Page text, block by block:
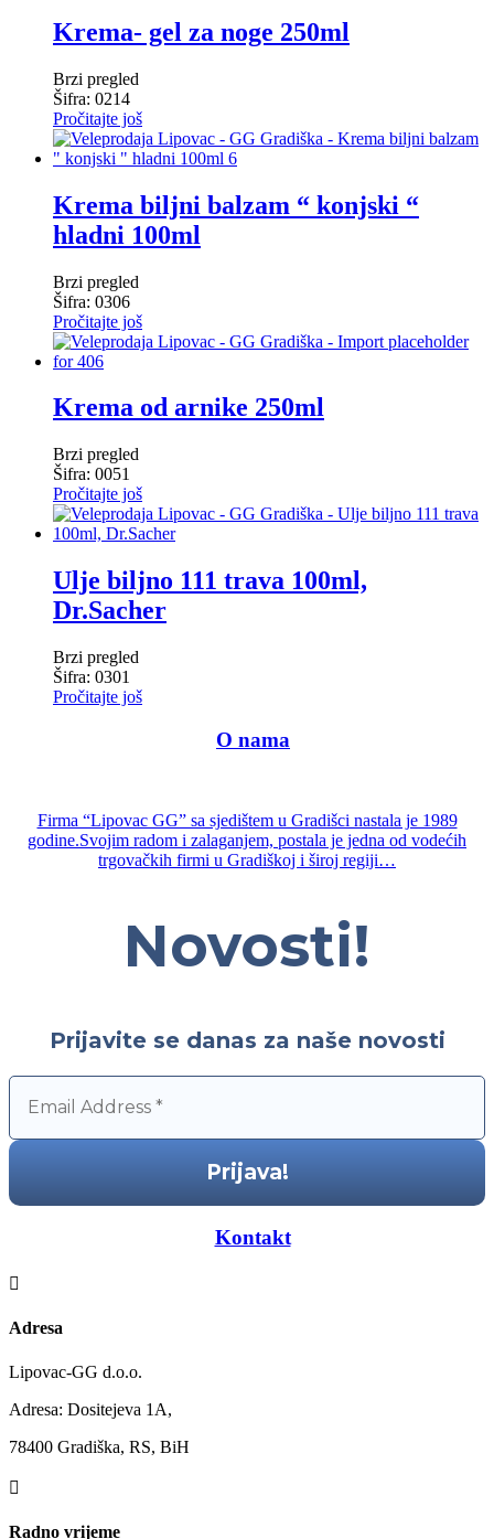
Krema- gel za noge 250ml
Brzi pregled
Šifra: 0214
Pročitajte još
Krema biljni balzam “ konjski “
hladni 100ml
Brzi pregled
Šifra: 0306
Pročitajte još
Krema od arnike 250ml
Brzi pregled
Šifra: 0051
Pročitajte još
Ulje biljno 111 trava 100ml,
Dr.Sacher
Brzi pregled
Šifra: 0301
Pročitajte još
O nama
Firma “Lipovac GG” sa sjedištem u Gradišci nastala je 1989
godine.Svojim radom i zalaganjem, postala je jedna od vodećih
trgovačkih firmi u Gradiškoj i široj regiji…
Novosti!
Prijavite se danas za naše novosti
Kontakt—–

Adresa
Lipovac-GG d.o.o.
Adresa: Dositejeva 1A,
78400 Gradiška, RS, BiH

Radno vrijeme